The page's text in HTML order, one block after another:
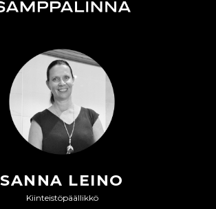
SANNA LEINO
Kiinteistöpäällikkö